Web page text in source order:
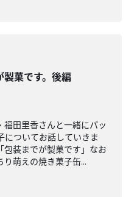
製菓です。後編
田里香さんと一緒にパッ
についてお話していきま
包装までが製菓です」なお
萌えの焼き菓子缶...